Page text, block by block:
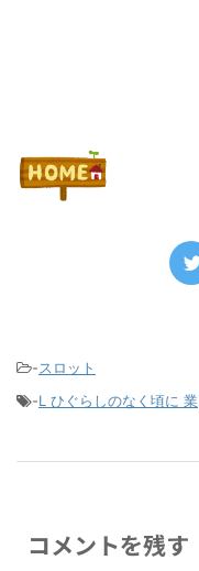
-スロット
-L ひぐらしのなく頃に 業
コメントを残す